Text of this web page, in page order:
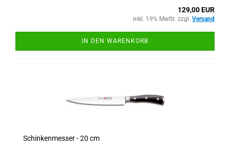
129,00 EUR
inkl. 19% MwSt. zzgl. Versand
IN DEN WARENKORB
Schinkenmesser - 20 cm